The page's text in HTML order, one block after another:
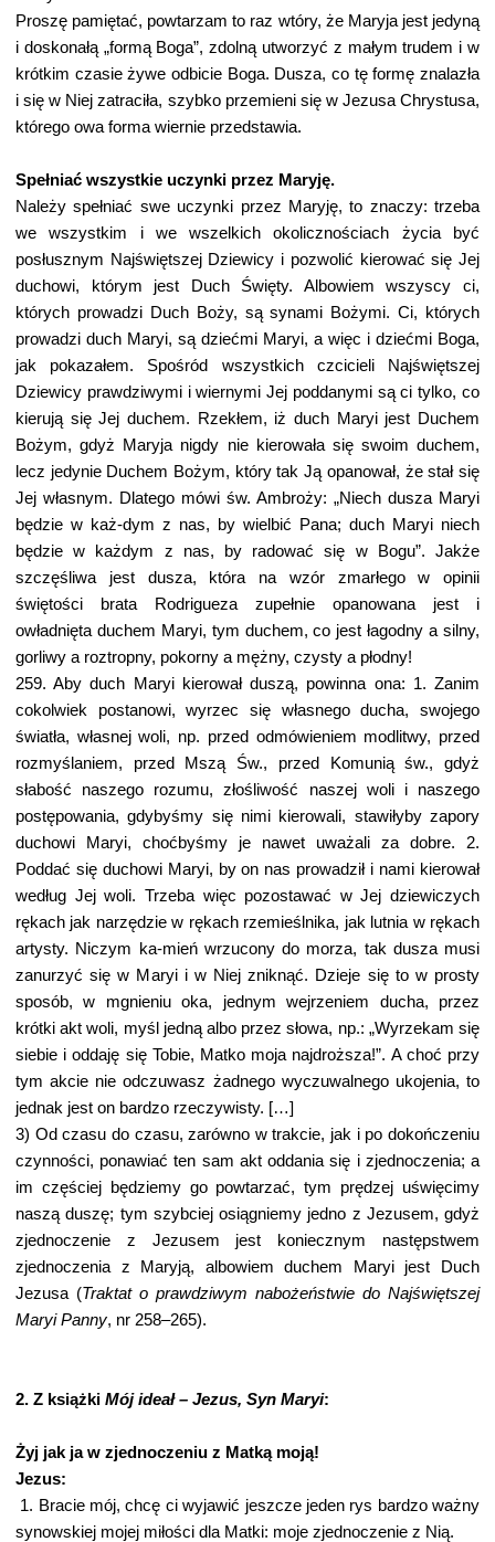
Proszę pamiętać, powtarzam to raz wtóry, że Maryja jest jedyną
i doskonałą „formą Boga”, zdolną utworzyć z małym trudem i w
krótkim czasie żywe odbicie Boga. Dusza, co tę formę znalazła
i się w Niej zatraciła, szybko przemieni się w Jezusa Chrystusa,
którego owa forma wiernie przedstawia.
Spełniać wszystkie uczynki przez Maryję.
Należy spełniać swe uczynki przez Maryję, to znaczy: trzeba
we wszystkim i we wszelkich okolicznościach życia być
posłusznym Najświętszej Dziewicy i pozwolić kierować się Jej
duchowi, którym jest Duch Święty. Albowiem wszyscy ci,
których prowadzi Duch Boży, są synami Bożymi. Ci, których
prowadzi duch Maryi, są dziećmi Maryi, a więc i dziećmi Boga,
jak pokazałem. Spośród wszystkich czcicieli Najświętszej
Dziewicy prawdziwymi i wiernymi Jej poddanymi są ci tylko, co
kierują się Jej duchem. Rzekłem, iż duch Maryi jest Duchem
Bożym, gdyż Maryja nigdy nie kierowała się swoim duchem,
lecz jedynie Duchem Bożym, który tak Ją opanował, że stał się
Jej własnym. Dlatego mówi św. Ambroży: „Niech dusza Maryi
będzie w każ-dym z nas, by wielbić Pana; duch Maryi niech
będzie w każdym z nas, by radować się w Bogu”. Jakże
szczęśliwa jest dusza, która na wzór zmarłego w opinii
świętości brata Rodrigueza zupełnie opanowana jest i
owładnięta duchem Maryi, tym duchem, co jest łagodny a silny,
gorliwy a roztropny, pokorny a mężny, czysty a płodny!
259. Aby duch Maryi kierował duszą, powinna ona: 1. Zanim
cokolwiek postanowi, wyrzec się własnego ducha, swojego
światła, własnej woli, np. przed odmówieniem modlitwy, przed
rozmyślaniem, przed Mszą Św., przed Komunią św., gdyż
słabość naszego rozumu, złośliwość naszej woli i naszego
postępowania, gdybyśmy się nimi kierowali, stawiłyby zapory
duchowi Maryi, choćbyśmy je nawet uważali za dobre. 2.
Poddać się duchowi Maryi, by on nas prowadził i nami kierował
według Jej woli. Trzeba więc pozostawać w Jej dziewiczych
rękach jak narzędzie w rękach rzemieślnika, jak lutnia w rękach
artysty. Niczym ka-mień wrzucony do morza, tak dusza musi
zanurzyć się w Maryi i w Niej zniknąć. Dzieje się to w prosty
sposób, w mgnieniu oka, jednym wejrzeniem ducha, przez
krótki akt woli, myśl jedną albo przez słowa, np.: „Wyrzekam się
siebie i oddaję się Tobie, Matko moja najdroższa!”. A choć przy
tym akcie nie odczuwasz żadnego wyczuwalnego ukojenia, to
jednak jest on bardzo rzeczywisty. […]
3) Od czasu do czasu, zarówno w trakcie, jak i po dokończeniu
czynności, ponawiać ten sam akt oddania się i zjednoczenia; a
im częściej będziemy go powtarzać, tym prędzej uświęcimy
naszą duszę; tym szybciej osiągniemy jedno z Jezusem, gdyż
zjednoczenie z Jezusem jest koniecznym następstwem
zjednoczenia z Maryją, albowiem duchem Maryi jest Duch
Jezusa (Traktat o prawdziwym nabożeństwie do Najświętszej
Maryi Panny, nr 258–265).
2. Z książki Mój ideał – Jezus, Syn Maryi:
Żyj jak ja w zjednoczeniu z Matką moją!
Jezus:
1. Bracie mój, chcę ci wyjawić jeszcze jeden rys bardzo ważny
synowskiej mojej miłości dla Matki: moje zjednoczenie z Nią.